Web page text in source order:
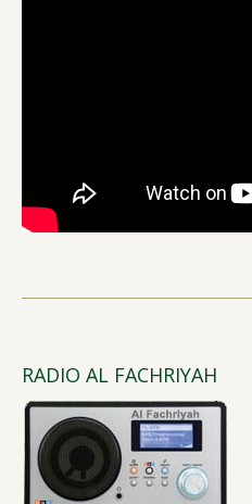
RADIO AL FACHRIYAH